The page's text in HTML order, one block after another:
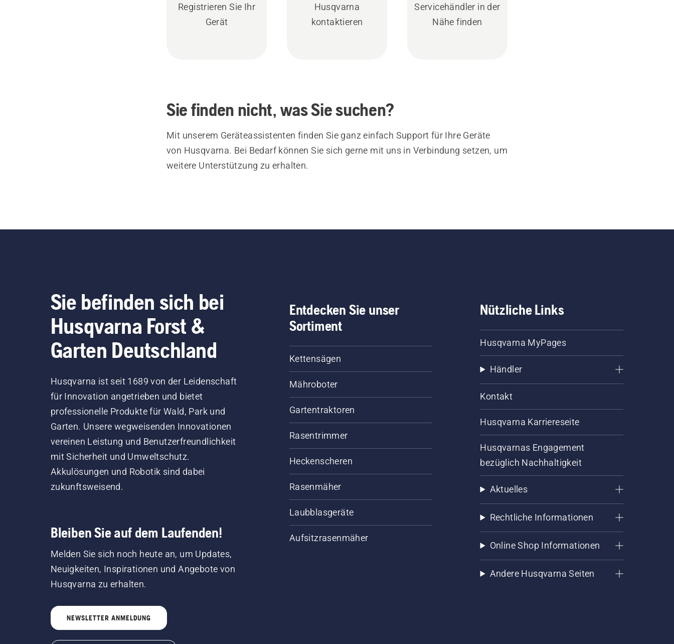
Registrieren Sie Ihr
Gerät
Husqvarna
kontaktieren
Servicehändler in der
Nähe finden
Sie finden nicht, was Sie suchen?
Mit unserem Geräteassistenten finden Sie ganz einfach Support für Ihre Geräte
von Husqvarna. Bei Bedarf können Sie sich gerne mit uns in Verbindung setzen, um
weitere Unterstützung zu erhalten.
Sie befinden sich bei
Husqvarna Forst &
Garten Deutschland
Husqvarna ist seit 1689 von der Leidenschaft
für Innovation angetrieben und bietet
professionelle Produkte für Wald, Park und
Garten. Unsere wegweisenden Innovationen
vereinen Leistung und Benutzerfreundlichkeit
mit Sicherheit und Umweltschutz.
Akkulösungen und Robotik sind dabei
zukunftsweisend.
Bleiben Sie auf dem Laufenden!
Melden Sie sich noch heute an, um Updates,
Neuigkeiten, Inspirationen und Angebote von
Husqvarna zu erhalten.
NEWSLETTER ANMELDUNG
Entdecken Sie unser
Sortiment
Kettensägen
Mähroboter
Gartentraktoren
Rasentrimmer
Heckenscheren
Rasenmäher
Laubblasgeräte
Aufsitzrasenmäher
Nützliche Links
Husqvarna MyPages
Händler
Kontakt
Husqvarna Karriereseite
Husqvarnas Engagement
bezüglich Nachhaltigkeit
Aktuelles
Rechtliche Informationen
Online Shop Informationen
Andere Husqvarna Seiten